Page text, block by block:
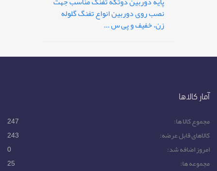
نصب روی دوربین انواع تفنگ گلوله
زن، خفیف و پی س ...
آمار کالاها
مجموع کالا ها:
247
کالاهای قابل عرضه:
243
امروز اضافه شد:
0
مجموعه ها:
25